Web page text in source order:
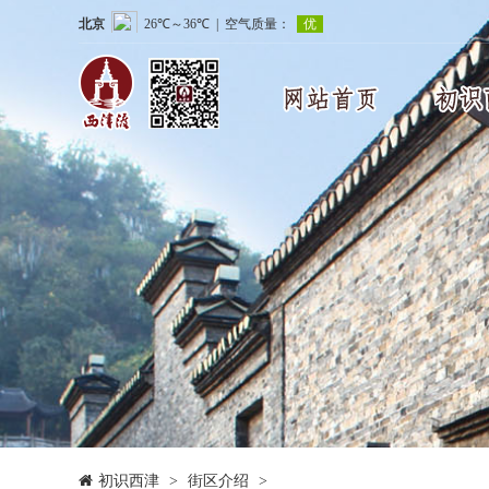
初识西津 > 街区介绍 >